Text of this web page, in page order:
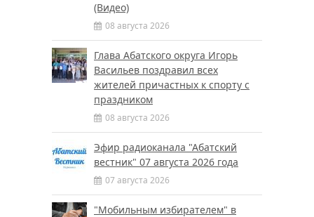
(Видео)
08 августа 2026
Глава Абатского округа Игорь
Васильев поздравил всех
жителей причастных к спорту с
праздником
08 августа 2026
Эфир радиоканала "Абатский
вестник" 07 августа 2026 года
07 августа 2026
"Мобильным избирателем" в